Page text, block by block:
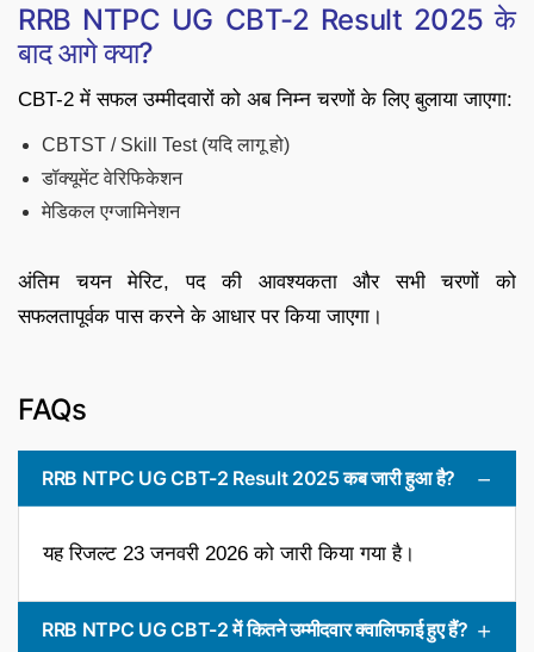
RRB NTPC UG CBT-2 Result 2025 के
बाद आगे क्या?
CBT-2 में सफल उम्मीदवारों को अब निम्न चरणों के लिए बुलाया जाएगा:
CBTST / Skill Test (यदि लागू हो)
डॉक्यूमेंट वेरिफिकेशन
मेडिकल एग्जामिनेशन
अंतिम चयन मेरिट, पद की आवश्यकता और सभी चरणों को
सफलतापूर्वक पास करने के आधार पर किया जाएगा।
FAQs
RRB NTPC UG CBT-2 Result 2025 कब जारी हुआ है?
यह रिजल्ट 23 जनवरी 2026 को जारी किया गया है।
RRB NTPC UG CBT-2 में कितने उम्मीदवार क्वालिफाई हुए हैं?